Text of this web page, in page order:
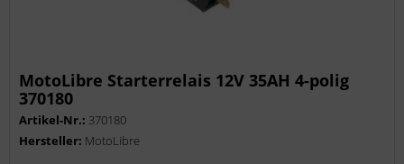
MotoLibre Starterrelais 12V 35AH 4-polig
370180
Artikel-Nr.: 370180
Hersteller: MotoLibre